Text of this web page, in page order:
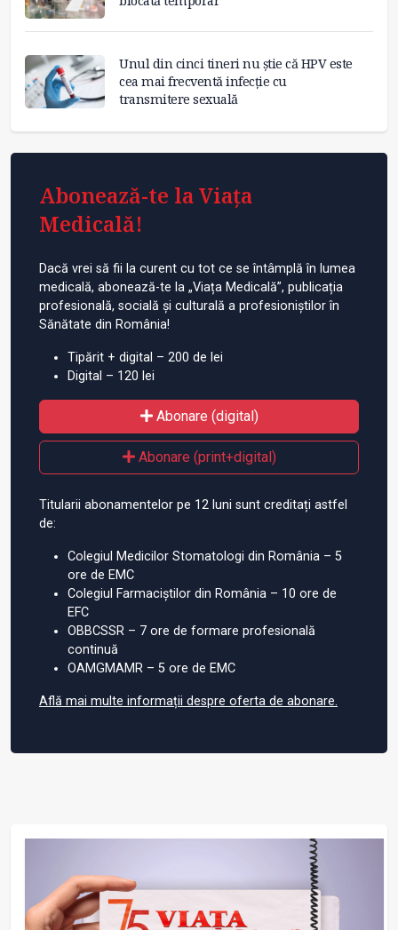
Unul din cinci tineri nu știe că HPV este
cea mai frecventă infecție cu
transmitere sexuală
Abonează-te la Viața
Medicală!
Dacă vrei să fii la curent cu tot ce se întâmplă în lumea
medicală, abonează-te la „Viața Medicală”, publicația
profesională, socială și culturală a profesioniștilor în
Sănătate din România!
Tipărit + digital – 200 de lei
Digital – 120 lei
Abonare (digital)
Abonare (print+digital)
Titularii abonamentelor pe 12 luni sunt creditați astfel
de:
Colegiul Medicilor Stomatologi din România – 5
ore de EMC
Colegiul Farmaciștilor din România – 10 ore de
EFC
OBBCSSR – 7 ore de formare profesională
continuă
OAMGMAMR – 5 ore de EMC
Află mai multe informații despre oferta de abonare.